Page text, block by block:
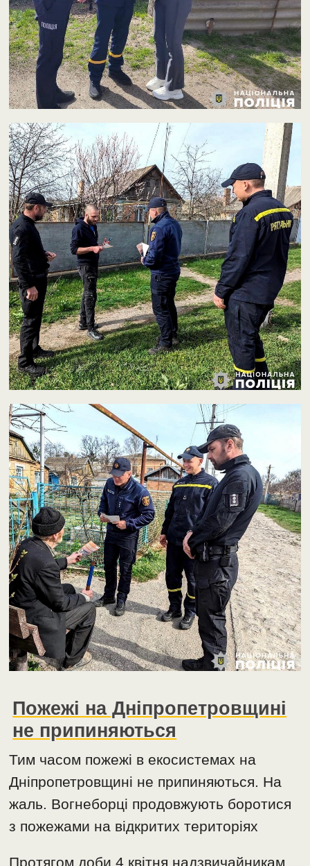
Пожежі на Дніпропетровщині
не припиняються
Тим часом пожежі в екосистемах на
Дніпропетровщині не припиняються. На
жаль. Вогнеборці продовжують боротися
з пожежами на відкритих територіях
Протягом доби 4 квітня надзвичайникам